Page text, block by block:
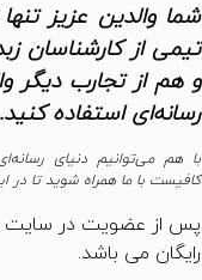
شما والدین عزیز
تیمی از کارشناسان
و هم از تجارب دیگر
رسانه‌ای استفاده کنید.
با هم می‌توانیم دنیای
کافیست با ما همراه شوید تا در
پس از عضویت در سایت ،
رایگان می باشد.